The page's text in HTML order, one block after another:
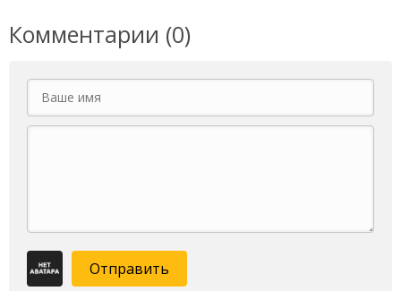
Комментарии (0)
Отправить